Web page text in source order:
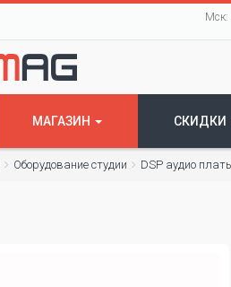
МАГАЗИН СКИДКИ
Оборудование студии DSP аудио